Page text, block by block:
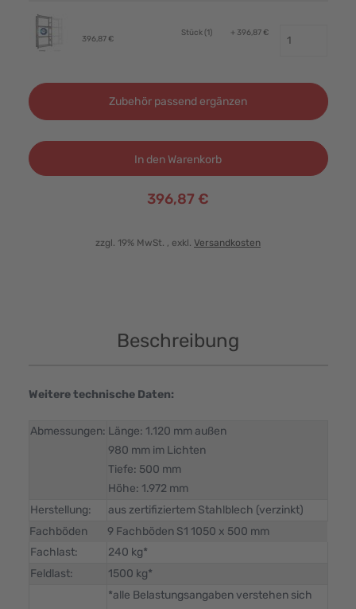
396,87 €
Stück (1) + 396,87 €
Zubehör passend ergänzen
In den Warenkorb
396,87 €
zzgl. 19% MwSt. , exkl. Versandkosten
Beschreibung
Weitere technische Daten:
Abmessungen: Länge: 1.120 mm außen
980 mm im Lichten
Tiefe: 500 mm
Höhe: 1.972 mm
Herstellung:
aus zertifiziertem Stahlblech (verzinkt)
Fachböden
9 Fachböden S1 1050 x 500 mm
Fachlast:
240 kg*
Feldlast:
1500 kg*
*alle Belastungsangaben verstehen sich